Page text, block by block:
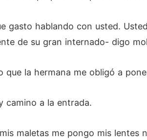
gasto hablando con usted.
de su gran internado- digo
que la hermana me obligó a
camino a la entrada.
maletas me pongo mis lentes